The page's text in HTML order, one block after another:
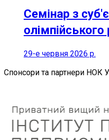
Семінар з
олімпійського
29-е червня 2026 р.
Спонсори та партнери НОК